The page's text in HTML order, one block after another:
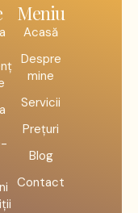
Meniu
Acasă
Despre
mine
Servicii
Prețuri
Blog
Contact